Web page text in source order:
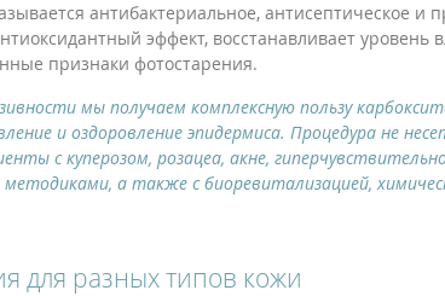
антибактериальное, антисептическое и
эффект, восстанавливает уровень
признаки фотостарения.
мы получаем комплексную пользу
и оздоровление эпидермиса. Процедура не
с куперозом, розацеа, акне,
а также с биоревитализацией,
для разных типов кожи